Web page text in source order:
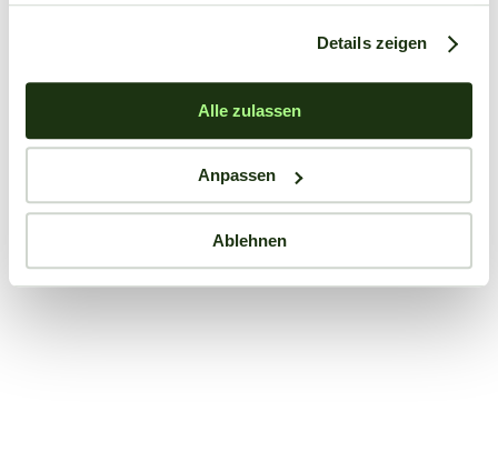
Details zeigen
Alle zulassen
Anpassen
Ablehnen